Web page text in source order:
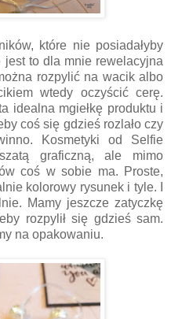
które nie posiadałyby
jest to dla mnie rewelacyjna
rozpylić na wacik albo
wtedy oczyścić cerę.
idealna mgiełkę produktu i
coś się gdzieś rozlało czy
Kosmetyki od Selfie
graficzną, ale mimo
coś w sobie ma. Proste,
kolorowy rysunek i tyle. I
Mamy jeszcze zatyczkę
rozpylił się gdzieś sam.
na opakowaniu.